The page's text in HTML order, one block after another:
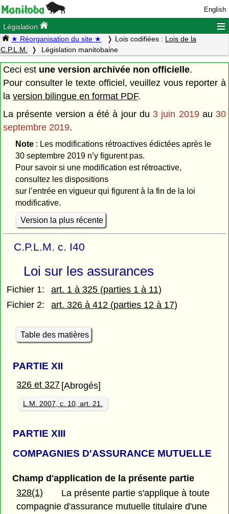
English
Législation ≡
★ Réorganisation du site ★ Lois codifiées : Lois de la
C.P.L.M.
Législation manitobaine
Ceci est une version archivée non officielle.
Pour consulter le texte officiel, veuillez vous reporter à
la version bilingue en format PDF.
La présente version a été à jour du 3 juin 2019au 30
septembre 2019.
Note: Les modifications rétroactives édictées après le
30 septembre 2019 n’y figurent pas.
Pour savoir si une modification est rétroactive,
consultez les dispositions
sur l’entrée en vigueur qui figurent à la fin de la loi
modificative.
Version la plus récente
C.P.L.M. c. I40
Loi sur les assurances
Fichier 1:
art. 1 à 325 (parties 1 à 11)
Fichier 2:
art. 326 à 412 (parties 12 à 17)
Table des matières
PARTIEXII
326 et 327 [Abrogés]
L.M. 2007, c. 10, art. 21.
PARTIEXIII
COMPAGNIES D'ASSURANCE MUTUELLE
Champ d'application de la présente partie
328(1)
La présente partie s'applique à toute
compagnie d'assurance mutuelle titulaire d'une